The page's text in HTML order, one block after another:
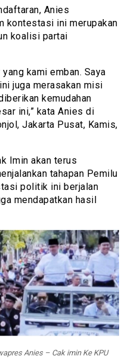
Anies
kontestasi ini merupakan
koalisi partai
kami emban. Saya
juga merasakan misi
kemudahan
ini,” kata Anies di
Jakarta Pusat, Kamis,
Imin akan terus
tahapan Pemilu
politik ini berjalan
mendapatkan hasil
Anies – Cak imin Ke KPU